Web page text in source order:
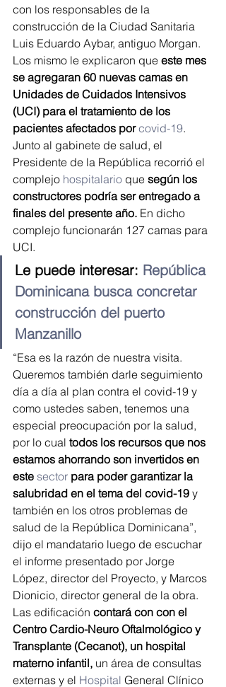
con los responsables de la
construcción de la Ciudad Sanitaria
Luis Eduardo Aybar, antiguo Morgan.
Los mismo le explicaron que este mes
se agregaran 60 nuevas camas en
Unidades de Cuidados Intensivos
(UCI) para el tratamiento de los
pacientes afectados por covid-19.
Junto al gabinete de salud, el
Presidente de la República recorrió el
complejo hospitalario que según los
constructores podría ser entregado a
finales del presente año. En dicho
complejo funcionarán 127 camas para
UCI.
Le puede interesar: República
Dominicana busca concretar
construcción del puerto
Manzanillo
“Esa es la razón de nuestra visita.
Queremos también darle seguimiento
día a día al plan contra el covid-19 y
como ustedes saben, tenemos una
especial preocupación por la salud,
por lo cual todos los recursos que nos
estamos ahorrando son invertidos en
este sector para poder garantizar la
salubridad en el tema del covid-19 y
también en los otros problemas de
salud de la República Dominicana”,
dijo el mandatario luego de escuchar
el informe presentado por Jorge
López, director del Proyecto, y Marcos
Dionicio, director general de la obra.
Las edificación contará con con el
Centro Cardio-Neuro Oftalmológico y
Transplante (Cecanot), un hospital
materno infantil, un área de consultas
externas y el Hospital General Clínico